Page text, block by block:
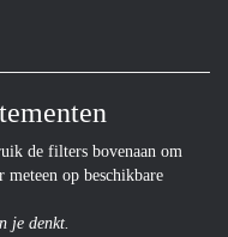
de filters bovenaan om
meteen op beschikbare
je denkt.